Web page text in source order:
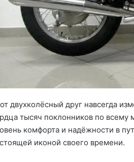
двухколёсный друг навсегда
тысяч поклонников по всему
комфорта и надёжности в
иконой своего времени.